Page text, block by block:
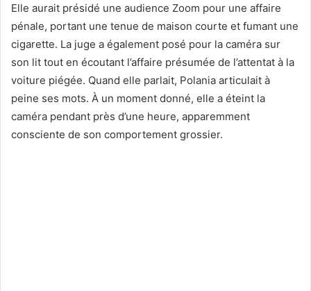
Elle aurait présidé une audience Zoom pour une affaire
pénale, portant une tenue de maison courte et fumant une
cigarette. La juge a également posé pour la caméra sur
son lit tout en écoutant l’affaire présumée de l’attentat à la
voiture piégée. Quand elle parlait, Polania articulait à
peine ses mots. À un moment donné, elle a éteint la
caméra pendant près d’une heure, apparemment
consciente de son comportement grossier.